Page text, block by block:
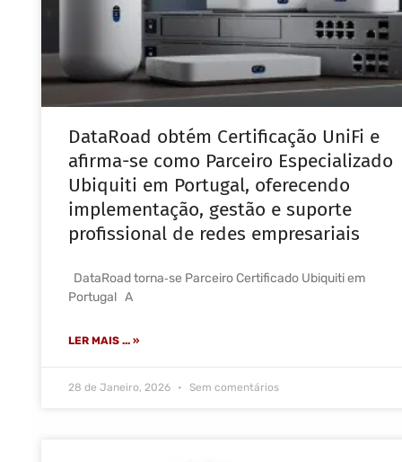
DataRoad obtém Certificação UniFi e
afirma-se como Parceiro Especializado
Ubiquiti em Portugal, oferecendo
implementação, gestão e suporte
profissional de redes empresariais
DataRoad torna‑se Parceiro Certificado Ubiquiti em
Portugal A
LER MAIS ... »
28 de Janeiro, 2026 Sem comentários